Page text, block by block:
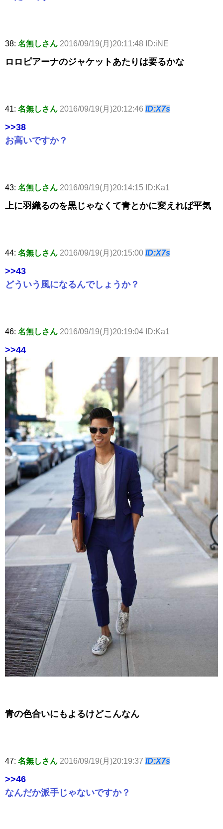
38: 名無しさん 2016/09/19(月)20:11:48 ID:iNE
ロロピアーナのジャケットあたりは要るかな
41: 名無しさん 2016/09/19(月)20:12:46 ID:X7s
>>38
お高いですか？
43: 名無しさん 2016/09/19(月)20:14:15 ID:Ka1
上に羽織るのを黒じゃなくて青とかに変えれば平気
44: 名無しさん 2016/09/19(月)20:15:00 ID:X7s
>>43
どういう風になるんでしょうか？
46: 名無しさん 2016/09/19(月)20:19:04 ID:Ka1
>>44
青の色合いにもよるけどこんなん
47: 名無しさん 2016/09/19(月)20:19:37 ID:X7s
>>46
なんだか派手じゃないですか？